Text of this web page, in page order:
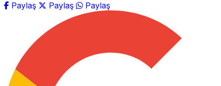
Paylaş
Paylaş Paylaş